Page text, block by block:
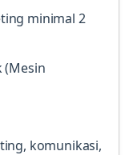
minimal 2
(Mesin
komunikasi,